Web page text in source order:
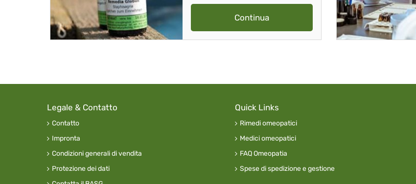
Continua
Legale & Contatto
Contatto
Impronta
Condizioni generali di vendita
Protezione dei dati
Quick Links
Rimedi omeopatici
Medici omeopatici
FAQ Omeopatia
Spese di spedizione e gestione